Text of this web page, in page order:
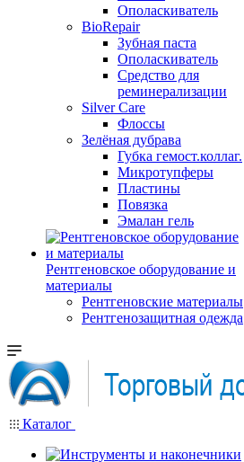
Ополаскиватель
BioRepair
Зубная паста
Ополаскиватель
Средство для
реминерализации
Silver Care
Флоссы
Зелёная дубрава
Губка гемост.коллаг.
Микротупферы
Пластины
Повязка
Эмалан гель
Рентгеновское оборудование и
материалы
Рентгеновские материалы
Рентгенозащитная одежда
Каталог